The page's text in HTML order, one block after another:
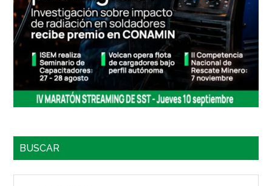
BUSCAR